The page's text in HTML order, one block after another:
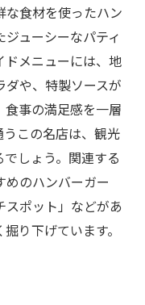
な食材を使ったハン
ューシーなパティ
ドメニューには、地
や、特製ソースが
事の満足感を一層
この名店は、観光
しょう。関連する
のハンバーガー
ポット」などがあ
り下げています。